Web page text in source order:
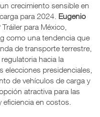
crecimiento sensible en
para 2024. Eugenio
para México,
como una tendencia que
de transporte terrestre,
hacia la
elecciones presidenciales,
de vehículos de carga y
atractiva para las
en costos.